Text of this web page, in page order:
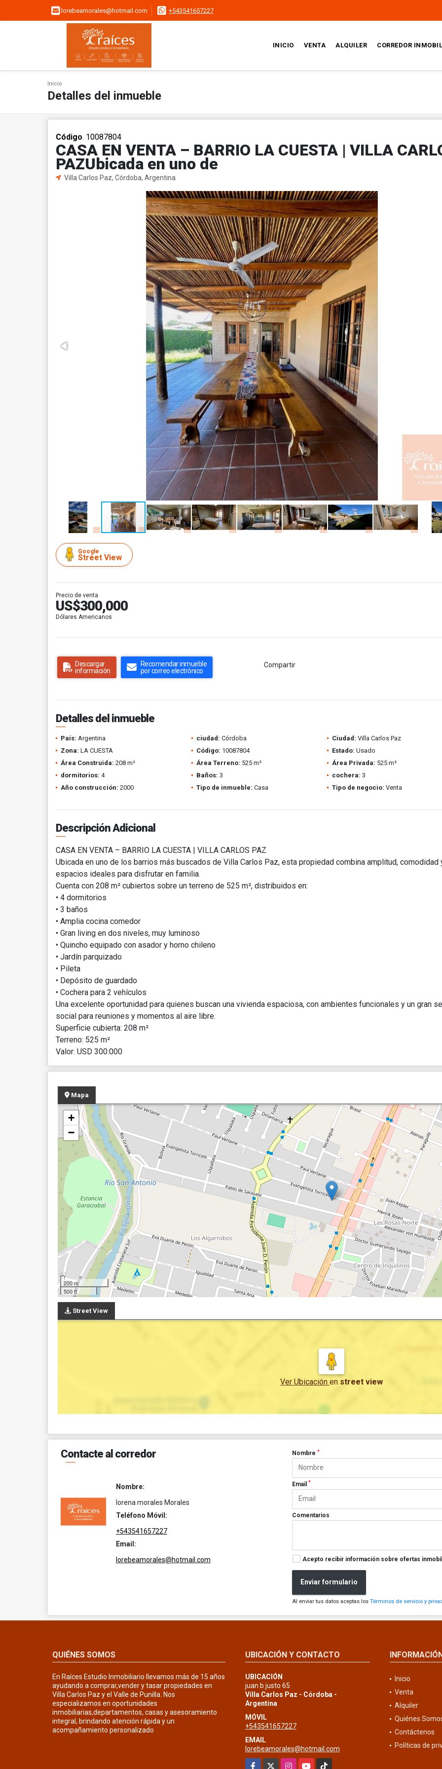
lorebeamorales@hotmail.com +543541657227
INICIO VENTA ALQUILER CORREDOR
Inicio
Detalles del inmueble
Código. 10087804
CASA EN VENTA – BARRIO LA CUESTA | VILLA
PAZUbicada en uno de
Villa Carlos Paz, Córdoba, Argentina
Google
Street View
Precio de venta
US$300,000
Dólares Americanos
Descargar
información
Recomendar inmueble
por correo electrónico
Compartir
Detalles del inmueble
País: Argentina ciudad: Córdoba Ciudad: Villa Carlos Paz
Zona: LA CUESTA Código: 10087804 Estado: Usado
Área Construida: 208 m² Área Terreno: 525 m² Área Privada: 525 m²
dormitorios: 4 Baños: 3 cochera: 3
Año construcción: 2000 Tipo de inmueble: Casa Tipo de negocio: Venta
Descripción Adicional
CASA EN VENTA – BARRIO LA CUESTA | VILLA CARLOS PAZ
Ubicada en uno de los barrios más buscados de Villa Carlos Paz, esta propiedad combina amplitud, comodidad
espacios ideales para disfrutar en familia.
Cuenta con 208 m² cubiertos sobre un terreno de 525 m², distribuidos en:
• 4 dormitorios
• 3 baños
• Amplia cocina comedor
• Gran living en dos niveles, muy luminoso
• Quincho equipado con asador y horno chileno
• Jardín parquizado
• Pileta
• Depósito de guardado
• Cochera para 2 vehículos
Una excelente oportunidad para quienes buscan una vivienda espaciosa, con ambientes funcionales y un gran
social para reuniones y momentos al aire libre.
Superficie cubierta: 208 m²
Terreno: 525 m²
Valor: USD 300.000
Mapa
+
−
200 m
500 ft
Street View
Ver Ubicación en street view
Contacte al corredor
Nombre:
lorena morales Morales
Teléfono Móvil:
+543541657227
Email:
lorebeamorales@hotmail.com
Nombre*
Email*
Comentarios
Acepto recibir información sobre ofertas
Enviar formulario
Al enviar tus datos aceptas losTérminos de servicio y
QUIÉNES SOMOS
En Raíces Estudio Inmobiliario llevamos más de 15 años
ayudando a comprar,vender y tasar propiedades en
Villa Carlos Paz y el Valle de Punilla. Nos
especializamos en oportunidades
inmobiliarias,departamentos, casas y asesoramiento
integral, brindando atención rápida y un
acompañamiento personalizado
UBICACIÓN Y CONTACTO
UBICACIÓN
juan b justo 65
Villa Carlos Paz - Córdoba -
Argentina
MÓVIL
+543541657227
EMAIL
lorebeamorales@hotmail.com
Facebook
InstagramYouTubeTikTok
Inicio
Venta
Alquiler
Quiénes
Contáctenos
Políticas de